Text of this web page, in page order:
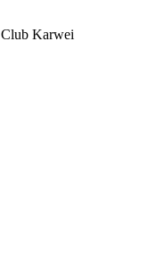
Karwei